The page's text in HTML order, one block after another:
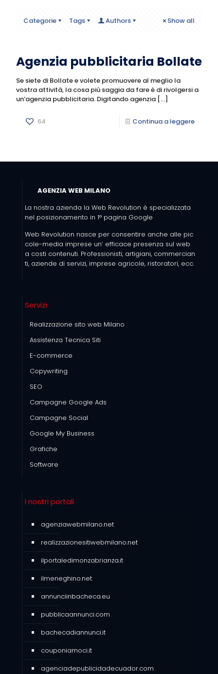
Categorie Tags Authors Show all
Agenzia pubblicitaria Bollate
Se siete di Bollate e volete promuovere al meglio la
vostra attività, la cosa più saggia da fare è di rivolgersi a
un’agenzia pubblicitaria. Digitando agenzia […]
64 Continua a leggere
AGENZIA WEB MILANO
La nostra azienda la Web Revolution è specializzata
nel posizionamento in 1° pagina Google
Web Revolution nasce per consentire anche alle pic
cole-media imprese un’ efficace presenza sul web
a costi contenuti. Professionisti, artigiani, commercian
ti, aziende di servizi, imprese agricole, ristoratori, ecc.
Servizi
Realizzazione sito web Milano
Assistenza Tecnica Siti
E-commerce
Copywriting
SEO
Campagne Google Ads
Campagne Social
Google My Business
Grafiche
Software
I nostri portali
agenziawebmilano.net
realizzazionesitiwebmilano.net
ilportaledimonzabrianza.it
ilmeneghino.net
annunciinbacheca.eu
pubblicaannunci.com
bachecadiannunci.it
couponiamoci.it
agenciadepublicidadecuador.com